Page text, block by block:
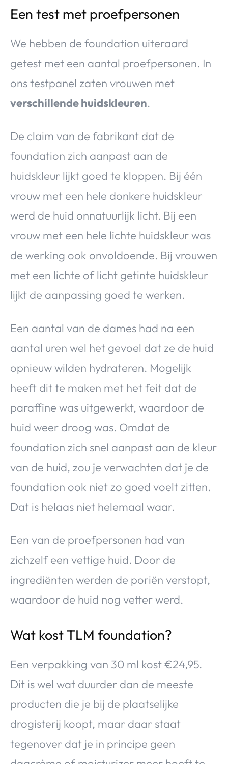
Een test met proefpersonen
We hebben de foundation uiteraard
getest met een aantal proefpersonen. In
ons testpanel zaten vrouwen met
verschillende huidskleuren.
De claim van de fabrikant dat de
foundation zich aanpast aan de
huidskleur lijkt goed te kloppen. Bij één
vrouw met een hele donkere huidskleur
werd de huid onnatuurlijk licht. Bij een
vrouw met een hele lichte huidskleur was
de werking ook onvoldoende. Bij vrouwen
met een lichte of licht getinte huidskleur
lijkt de aanpassing goed te werken.
Een aantal van de dames had na een
aantal uren wel het gevoel dat ze de huid
opnieuw wilden hydrateren. Mogelijk
heeft dit te maken met het feit dat de
paraffine was uitgewerkt, waardoor de
huid weer droog was. Omdat de
foundation zich snel aanpast aan de kleur
van de huid, zou je verwachten dat je de
foundation ook niet zo goed voelt zitten.
Dat is helaas niet helemaal waar.
Een van de proefpersonen had van
zichzelf een vettige huid. Door de
ingrediënten werden de poriën verstopt,
waardoor de huid nog vetter werd.
Wat kost TLM foundation?
Een verpakking van 30 ml kost €24,95.
Dit is wel wat duurder dan de meeste
producten die je bij de plaatselijke
drogisterij koopt, maar daar staat
tegenover dat je in principe geen